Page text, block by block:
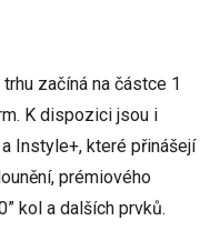
začíná na částce 1
K dispozici jsou i
Instyle+, které přinášejí
prémiového
kol a dalších prvků.